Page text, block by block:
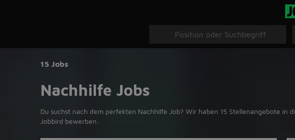
15 Jobs
Nachhilfe Jobs
Du suchst nach dem perfekten Nachhilfe Job? Wir haben 15 Stellenangebote
Jobbird bewerben.